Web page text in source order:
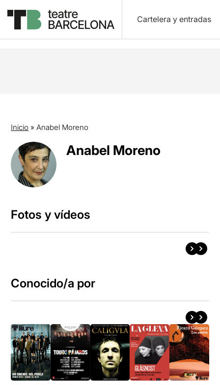
Cartelera y entradas
Inicio »Anabel Moreno
Anabel Moreno
Fotos y vídeos
Conocido/a por